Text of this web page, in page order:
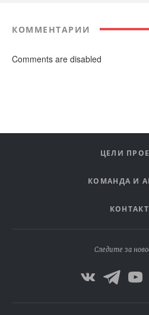
КОММЕНТАРИИ
Comments are disabled
ЦЕЛИ
КОМАНДА И
Следите за